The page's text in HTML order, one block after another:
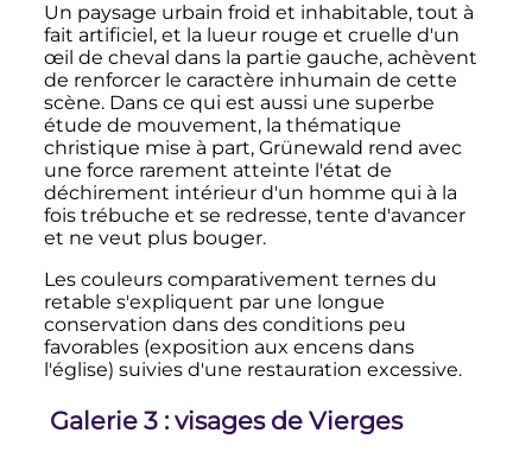
Un paysage urbain froid et inhabitable, tout à
fait artificiel, et la lueur rouge et cruelle d'un
œil de cheval dans la partie gauche, achèvent
de renforcer le caractère inhumain de cette
scène. Dans ce qui est aussi une superbe
étude de mouvement, la thématique
christique mise à part, Grünewald rend avec
une force rarement atteinte l'état de
déchirement intérieur d'un homme qui à la
fois trébuche et se redresse, tente d'avancer
et ne veut plus bouger.
Les couleurs comparativement ternes du
retable s'expliquent par une longue
conservation dans des conditions peu
favorables (exposition aux encens dans
l'église) suivies d'une restauration excessive.
Galerie 3 : visages de Vierges